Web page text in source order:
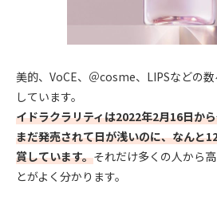
美的、VoCE、＠cosme、LIPSなどの
しています。
イドラクラリティは2022年2月16日か
まだ発売されて日が浅いのに、なんと
賞しています。それだけ多くの人から
とがよく分かります。